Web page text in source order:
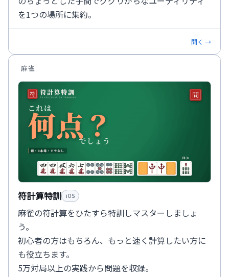
を1つの場所に集約。
開く →
麻雀
符計算特訓 iOS
麻雀の符計算をひたすら特訓しマスターしましょ
う。
初心者の方はもちろん、もっと速く計算したい方に
も役立ちます。
5万対局以上の実践から問題を収録。